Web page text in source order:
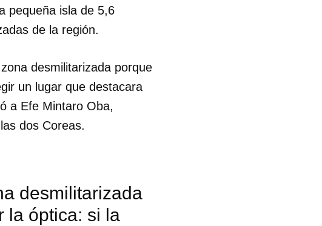
pequeña isla de 5,6
de la región.
desmilitarizada porque
un lugar que destacara
a Efe Mintaro Oba,
dos Coreas.
desmilitarizada
la óptica: si la